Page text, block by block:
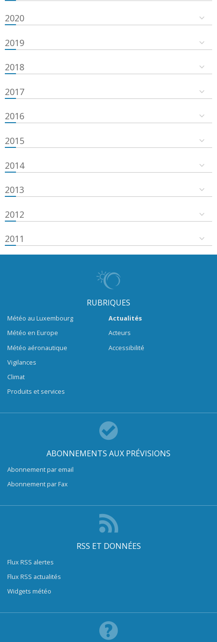
2020
2019
2018
2017
2016
2015
2014
2013
2012
2011
RUBRIQUES
Météo au Luxembourg
Météo en Europe
Météo aéronautique
Vigilances
Climat
Produits et services
Actualités
Acteurs
Accessibilité
ABONNEMENTS AUX PRÉVISIONS
Abonnement par email
Abonnement par Fax
RSS ET DONNÉES
Flux RSS alertes
Flux RSS actualités
Widgets météo